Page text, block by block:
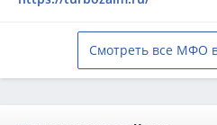
Смотреть все МФО